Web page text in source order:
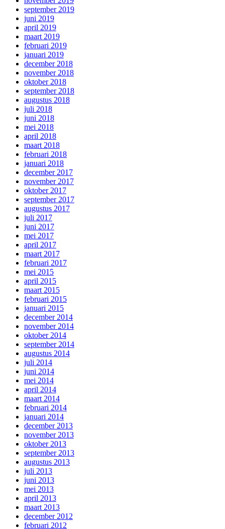
september 2019
juni 2019
april 2019
maart 2019
februari 2019
januari 2019
december 2018
november 2018
oktober 2018
september 2018
augustus 2018
juli 2018
juni 2018
mei 2018
april 2018
maart 2018
februari 2018
januari 2018
december 2017
november 2017
oktober 2017
september 2017
augustus 2017
juli 2017
juni 2017
mei 2017
april 2017
maart 2017
februari 2017
mei 2015
april 2015
maart 2015
februari 2015
januari 2015
december 2014
november 2014
oktober 2014
september 2014
augustus 2014
juli 2014
juni 2014
mei 2014
april 2014
maart 2014
februari 2014
januari 2014
december 2013
november 2013
oktober 2013
september 2013
augustus 2013
juli 2013
juni 2013
mei 2013
april 2013
maart 2013
december 2012
februari 2012